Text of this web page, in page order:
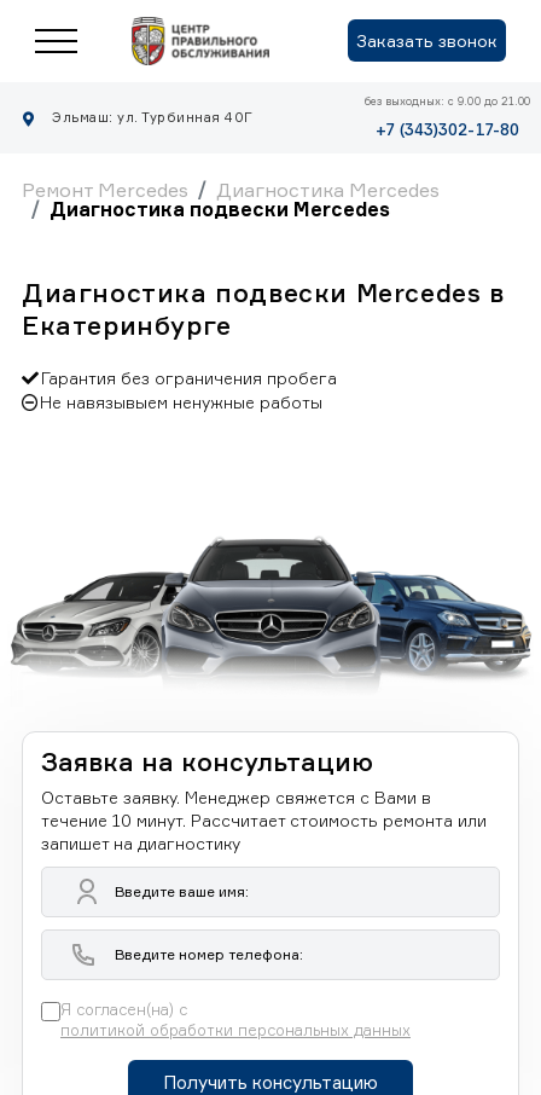
Заказать звонок
Эльмаш: ул. Турбинная 40Г
без выходных: с 9.00 до 21.00
+7 (343)302-17-80
Ремонт Mercedes
Диагностика Mercedes
Диагностика подвески Mercedes
Диагностика подвески Mercedes в
Екатеринбурге
Гарантия без ограничения пробега
Не навязывыем ненужные работы
Заявка на консультацию
Оставьте заявку. Менеджер свяжется с Вами в
течение 10 минут. Рассчитает стоимость ремонта или
запишет на диагностику
Я согласен(на) с
политикой обработки персональных данных
Получить консультацию